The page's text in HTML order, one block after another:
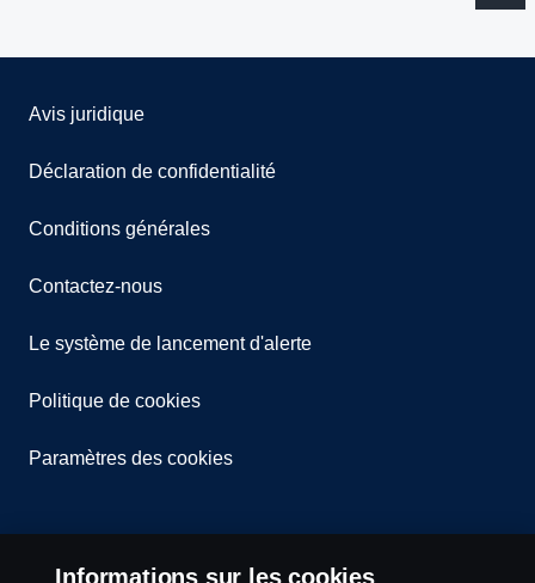
Avis juridique
Déclaration de confidentialité
Conditions générales
Contactez-nous
Le système de lancement d'alerte
Politique de cookies
Paramètres des cookies
Informations sur les cookies